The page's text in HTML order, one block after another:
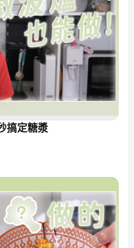
搞定糖漿